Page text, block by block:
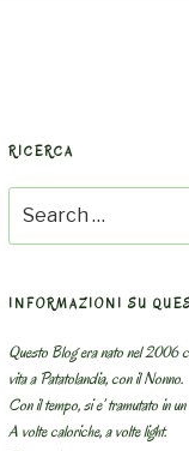
RICERCA
for:
INFORMAZIONI SU
Questo Blog era nato nel 2006
vita a Patatolandia, con il Nonno.
Con il tempo, si e’ tramutato in
A volte caloriche, a volte light.